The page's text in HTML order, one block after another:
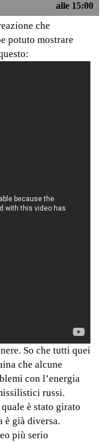
alle 15:00
che
potuto mostrare
So che tutti quei
che alcune
con l’energia
russi.
è stato girato
è già diversa.
più serio